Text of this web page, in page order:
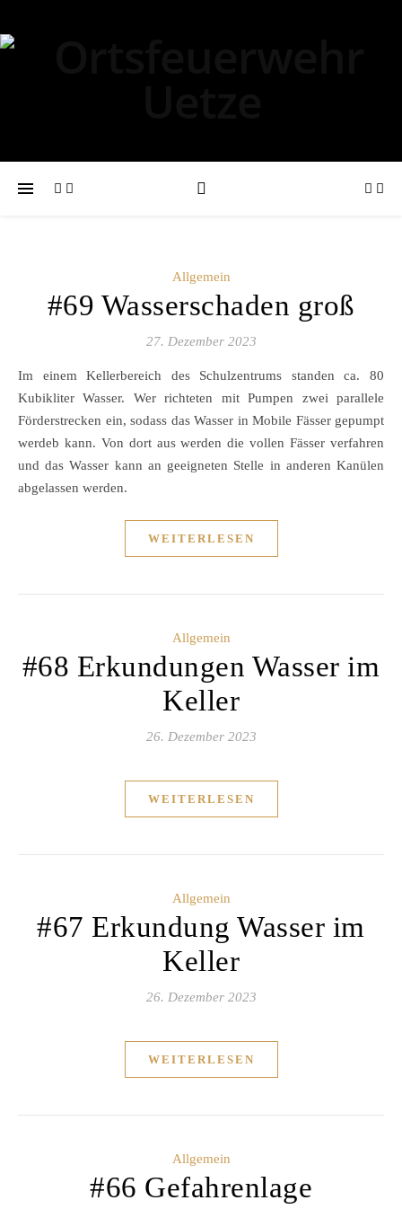
Allgemein
#69 Wasserschaden groß
27. Dezember 2023
Im einem Kellerbereich des Schulzentrums standen ca. 80
Kubikliter Wasser. Wer richteten mit Pumpen zwei parallele
Förderstrecken ein, sodass das Wasser in Mobile Fässer gepumpt
werdeb kann. Von dort aus werden die vollen Fässer verfahren
und das Wasser kann an geeigneten Stelle in anderen Kanülen
abgelassen werden.
WEITERLESEN
Allgemein
#68 Erkundungen Wasser im
Keller
26. Dezember 2023
WEITERLESEN
Allgemein
#67 Erkundung Wasser im
Keller
26. Dezember 2023
WEITERLESEN
Allgemein
#66 Gefahrenlage